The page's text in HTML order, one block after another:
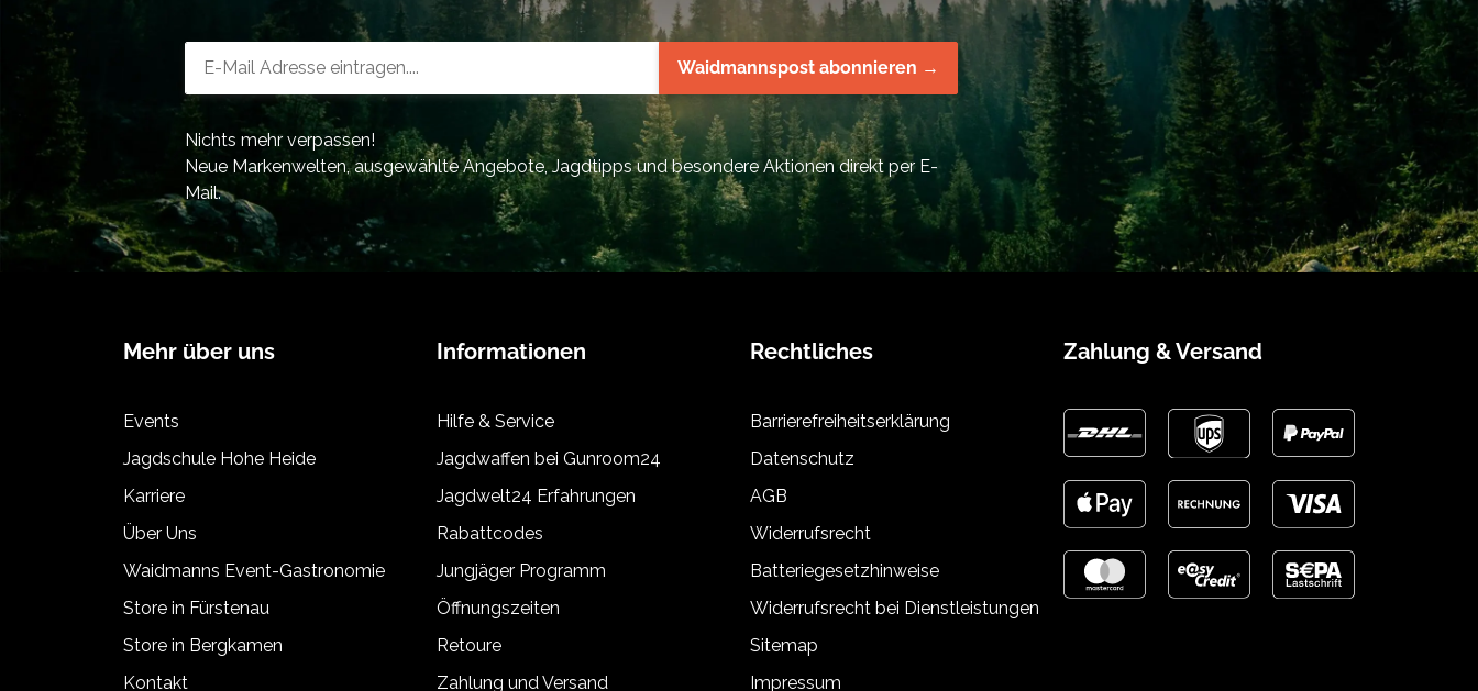
Waidmannspost abonnieren →
Nichts mehr verpassen!
Neue Markenwelten, ausgewählte Angebote, Jagdtipps und besondere Aktionen direkt per E-
Mail.
Mehr über uns
Events
Jagdschule Hohe Heide
Karriere
Über Uns
Waidmanns Event-Gastronomie
Store in Fürstenau
Store in Bergkamen
Kontakt
Informationen
Hilfe & Service
Jagdwaffen bei Gunroom24
Jagdwelt24 Erfahrungen
Rabattcodes
Jungjäger Programm
Öffnungszeiten
Retoure
Zahlung und Versand
Rechtliches
Barrierefreiheitserklärung
Datenschutz
AGB
Widerrufsrecht
Batteriegesetzhinweise
Widerrufsrecht bei Dienstleistungen
Sitemap
Impressum
Zahlung & Versand